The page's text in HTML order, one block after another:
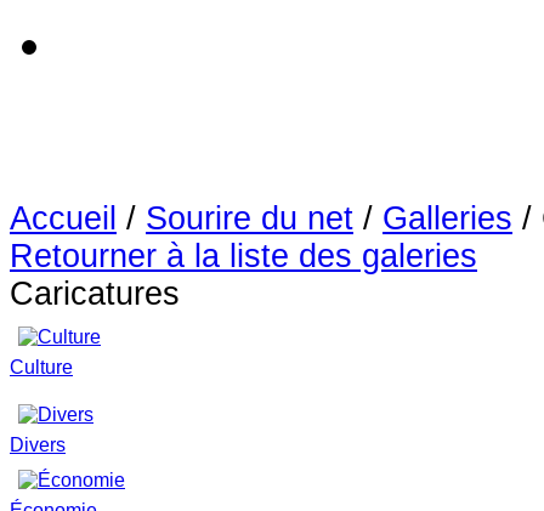
Accueil / Sourire du net / Galleries /
Retourner à la liste des galeries
Caricatures
Culture
Divers